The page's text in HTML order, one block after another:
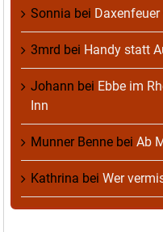
Sonnia bei
3mrd bei Handy statt
Johann bei Ebbe im
Inn
Munner Benne bei Ab
Kathrina bei Wer